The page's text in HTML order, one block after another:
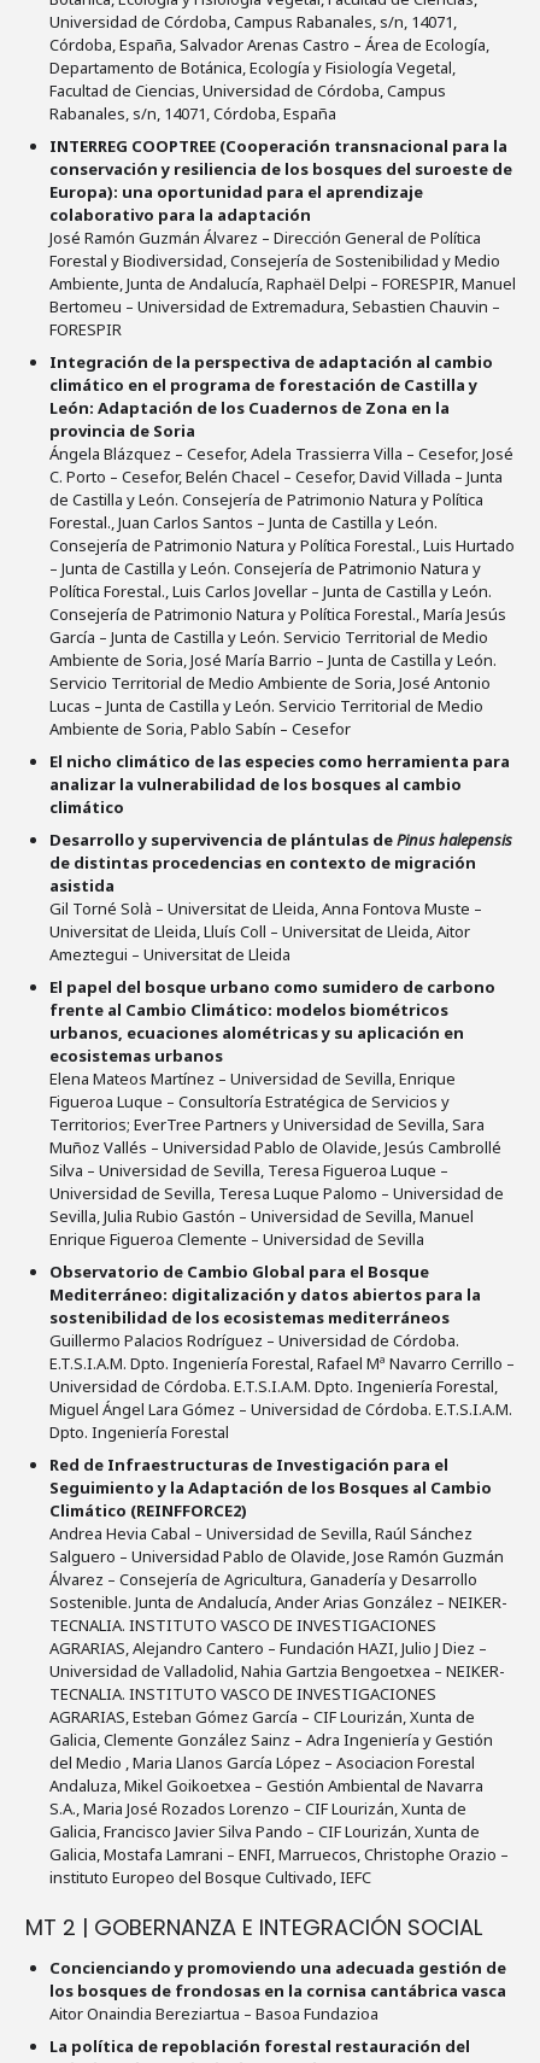
Universidad de Córdoba, Campus Rabanales, s/n, 14071,
Córdoba, España, Salvador Arenas Castro – Área de Ecología,
Departamento de Botánica, Ecología y Fisiología Vegetal,
Facultad de Ciencias, Universidad de Córdoba, Campus
Rabanales, s/n, 14071, Córdoba, España
INTERREG COOPTREE (Cooperación transnacional para la
conservación y resiliencia de los bosques del suroeste de
Europa): una oportunidad para el aprendizaje
colaborativo para la adaptación
José Ramón Guzmán Álvarez – Dirección General de Política
Forestal y Biodiversidad, Consejería de Sostenibilidad y Medio
Ambiente, Junta de Andalucía, Raphaël Delpi – FORESPIR, Manuel
Bertomeu – Universidad de Extremadura, Sebastien Chauvin –
FORESPIR
Integración de la perspectiva de adaptación al cambio
climático en el programa de forestación de Castilla y
León: Adaptación de los Cuadernos de Zona en la
provincia de Soria
Ángela Blázquez – Cesefor, Adela Trassierra Villa – Cesefor, José
C. Porto – Cesefor, Belén Chacel – Cesefor, David Villada – Junta
de Castilla y León. Consejería de Patrimonio Natura y Política
Forestal., Juan Carlos Santos – Junta de Castilla y León.
Consejería de Patrimonio Natura y Política Forestal., Luis Hurtado
– Junta de Castilla y León. Consejería de Patrimonio Natura y
Política Forestal., Luis Carlos Jovellar – Junta de Castilla y León.
Consejería de Patrimonio Natura y Política Forestal., María Jesús
García – Junta de Castilla y León. Servicio Territorial de Medio
Ambiente de Soria, José María Barrio – Junta de Castilla y León.
Servicio Territorial de Medio Ambiente de Soria, José Antonio
Lucas – Junta de Castilla y León. Servicio Territorial de Medio
Ambiente de Soria, Pablo Sabín – Cesefor
El nicho climático de las especies como herramienta para
analizar la vulnerabilidad de los bosques al cambio
climático
Desarrollo y supervivencia de plántulas dePinus halepensis
de distintas procedencias en contexto de migración
asistida
Gil Torné Solà – Universitat de Lleida, Anna Fontova Muste –
Universitat de Lleida, Lluís Coll – Universitat de Lleida, Aitor
Ameztegui – Universitat de Lleida
El papel del bosque urbano como sumidero de carbono
frente al Cambio Climático: modelos biométricos
urbanos, ecuaciones alométricas y su aplicación en
ecosistemas urbanos
Elena Mateos Martínez – Universidad de Sevilla, Enrique
Figueroa Luque – Consultoría Estratégica de Servicios y
Territorios; EverTree Partners y Universidad de Sevilla, Sara
Muñoz Vallés – Universidad Pablo de Olavide, Jesús Cambrollé
Silva – Universidad de Sevilla, Teresa Figueroa Luque –
Universidad de Sevilla, Teresa Luque Palomo – Universidad de
Sevilla, Julia Rubio Gastón – Universidad de Sevilla, Manuel
Enrique Figueroa Clemente – Universidad de Sevilla
Observatorio de Cambio Global para el Bosque
Mediterráneo: digitalización y datos abiertos para la
sostenibilidad de los ecosistemas mediterráneos
Guillermo Palacios Rodríguez – Universidad de Córdoba.
E.T.S.I.A.M. Dpto. Ingeniería Forestal, Rafael Mª Navarro Cerrillo –
Universidad de Córdoba. E.T.S.I.A.M. Dpto. Ingeniería Forestal,
Miguel Ángel Lara Gómez – Universidad de Córdoba. E.T.S.I.A.M.
Dpto. Ingeniería Forestal
Red de Infraestructuras de Investigación para el
Seguimiento y la Adaptación de los Bosques al Cambio
Climático (REINFFORCE2)
Andrea Hevia Cabal – Universidad de Sevilla, Raúl Sánchez
Salguero – Universidad Pablo de Olavide, Jose Ramón Guzmán
Álvarez – Consejería de Agricultura, Ganadería y Desarrollo
Sostenible. Junta de Andalucía, Ander Arias González – NEIKER-
TECNALIA. INSTITUTO VASCO DE INVESTIGACIONES
AGRARIAS, Alejandro Cantero – Fundación HAZI, Julio J Diez –
Universidad de Valladolid, Nahia Gartzia Bengoetxea – NEIKER-
TECNALIA. INSTITUTO VASCO DE INVESTIGACIONES
AGRARIAS, Esteban Gómez García – CIF Lourizán, Xunta de
Galicia, Clemente González Sainz – Adra Ingeniería y Gestión
del Medio , Maria Llanos García López – Asociacion Forestal
Andaluza, Mikel Goikoetxea – Gestión Ambiental de Navarra
S.A., Maria José Rozados Lorenzo – CIF Lourizán, Xunta de
Galicia, Francisco Javier Silva Pando – CIF Lourizán, Xunta de
Galicia, Mostafa Lamrani – ENFI, Marruecos, Christophe Orazio –
instituto Europeo del Bosque Cultivado, IEFC
MT 2 | GOBERNANZA E INTEGRACIÓN SOCIAL
Concienciando y promoviendo una adecuada gestión de
los bosques de frondosas en la cornisa cantábrica vasca
Aitor Onaindia Bereziartua – Basoa Fundazioa
La política de repoblación forestal restauración del